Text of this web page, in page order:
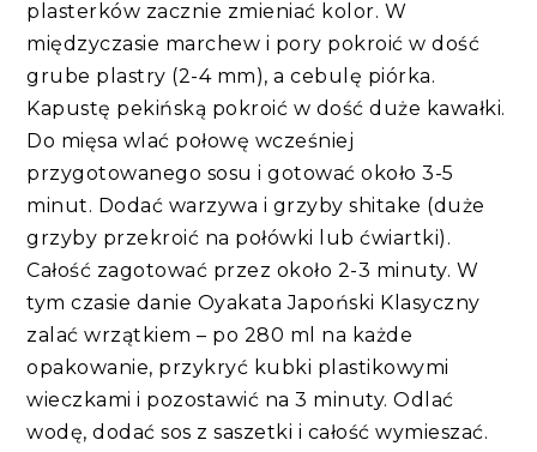
plasterków zacznie zmieniać kolor. W
międzyczasie marchew i pory pokroić w dość
grube plastry (2-4 mm), a cebulę piórka.
Kapustę pekińską pokroić w dość duże kawałki.
Do mięsa wlać połowę wcześniej
przygotowanego sosu i gotować około 3-5
minut. Dodać warzywa i grzyby shitake (duże
grzyby przekroić na połówki lub ćwiartki).
Całość zagotować przez około 2-3 minuty. W
tym czasie danie Oyakata Japoński Klasyczny
zalać wrzątkiem – po 280 ml na każde
opakowanie, przykryć kubki plastikowymi
wieczkami i pozostawić na 3 minuty. Odlać
wodę, dodać sos z saszetki i całość wymieszać.